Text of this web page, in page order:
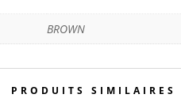
BROWN
PRODUITS SIMILAIRES